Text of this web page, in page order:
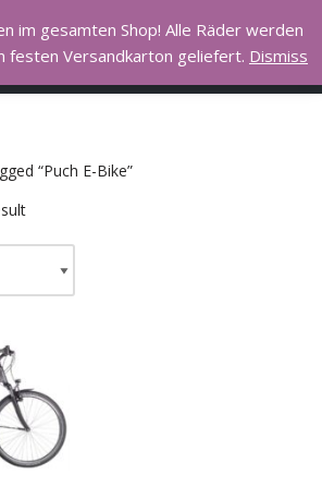
“Puch E-Bike”
im gesamten Shop! Alle Räder werden
festen Versandkarton geliefert. Dismiss